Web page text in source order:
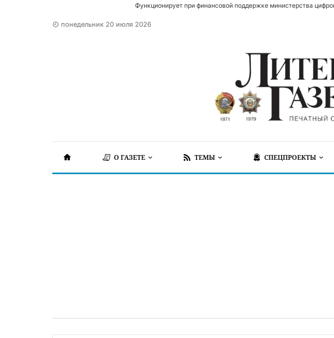
Функционирует при финансовой поддержке министерства
понедельник 20 июля 2026
О ГАЗЕТЕ ТЕМЫ СПЕЦПРОЕКТЫ